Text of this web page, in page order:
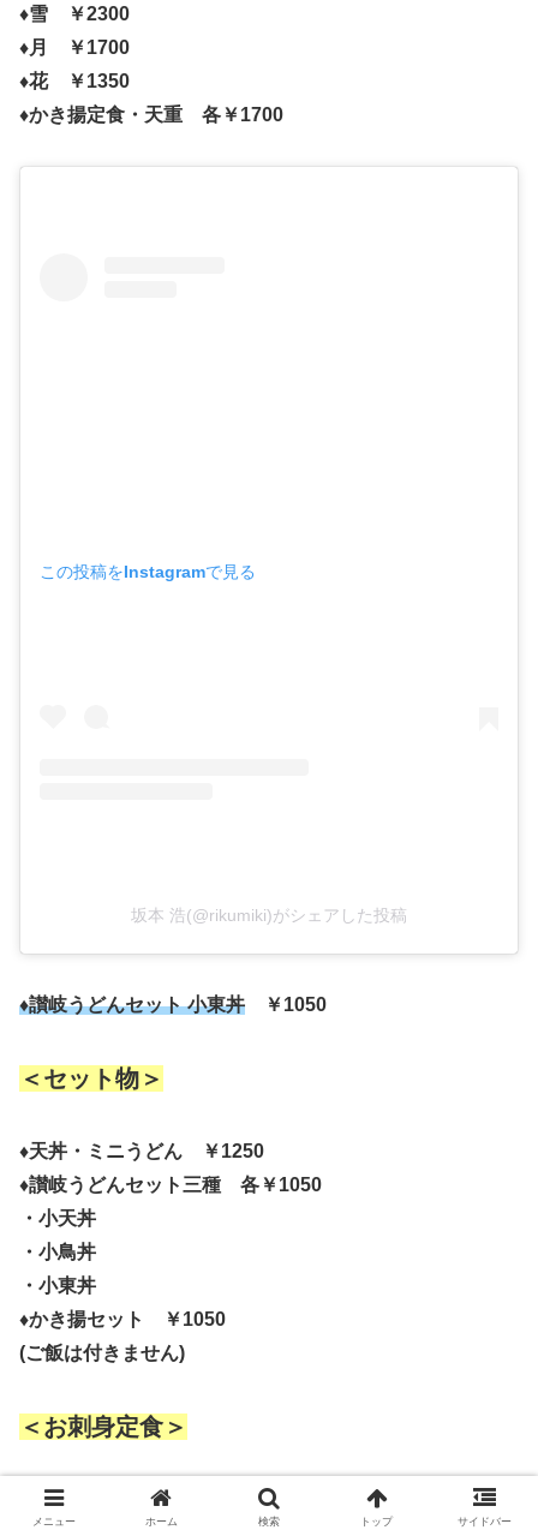
♦雪 ￥2300
♦月 ￥1700
♦花 ￥1350
♦かき揚定食・天重 各￥1700
この投稿をInstagramで見る
坂本 浩(@rikumiki)がシェアした投稿
♦讃岐うどんセット 小東丼 ￥1050
＜セット物＞
♦天丼・ミニうどん ￥1250
♦讃岐うどんセット三種 各￥1050
・小天丼
・小鳥丼
・小東丼
♦かき揚セット ￥1050
(ご飯は付きません)
＜お刺身定食＞
♦菊 ￥2800
メニュー ホーム 検索 トップ サイドバー